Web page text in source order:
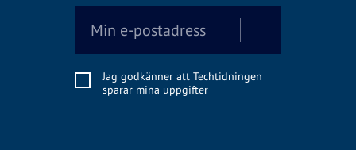
Jag godkänner att Techtidningen
sparar mina uppgifter